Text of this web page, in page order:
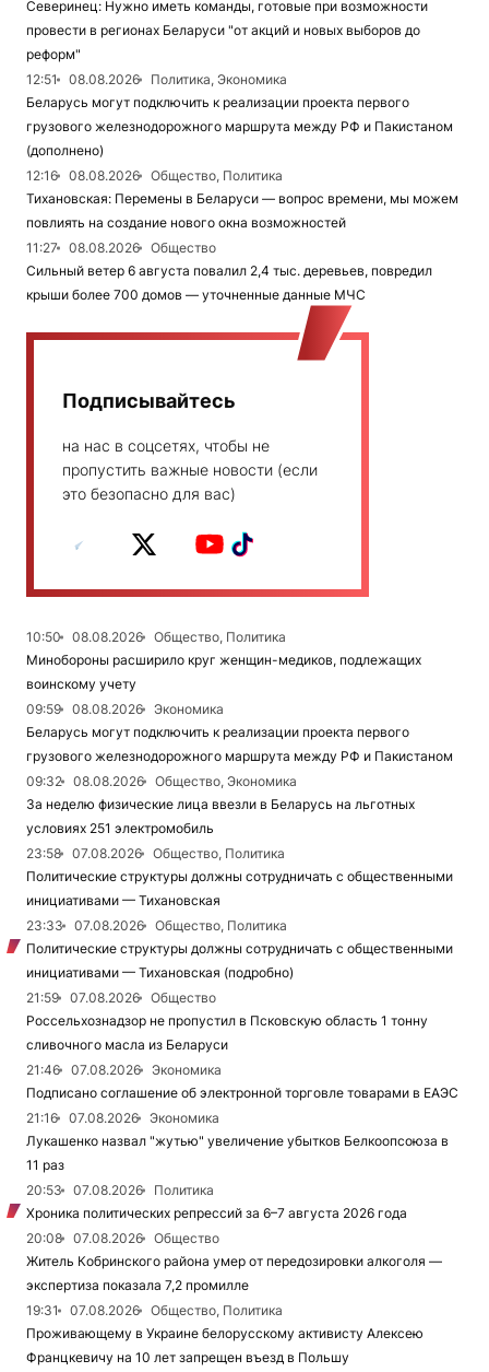
Северинец: Нужно иметь команды, готовые при возможности
провести в регионах Беларуси "от акций и новых выборов до
реформ"
12:51
08.08.2026
Политика, Экономика
Беларусь могут подключить к реализации проекта первого
грузового железнодорожного маршрута между РФ и Пакистаном
(дополнено)
12:16
08.08.2026
Общество, Политика
Тихановская: Перемены в Беларуси — вопрос времени, мы можем
повлиять на создание нового окна возможностей
11:27
08.08.2026
Общество
Сильный ветер 6 августа повалил 2,4 тыс. деревьев, повредил
крыши более 700 домов — уточненные данные МЧС
Подписывайтесь
на нас в соцсетях, чтобы не
пропустить важные новости (если
это безопасно для вас)
10:50 08.08.2026
Общество, Политика
Минобороны расширило круг женщин-медиков, подлежащих
воинскому учету
09:59
08.08.2026
Экономика
Беларусь могут подключить к реализации проекта первого
грузового железнодорожного маршрута между РФ и Пакистаном
09:32
08.08.2026
Общество, Экономика
За неделю физические лица ввезли в Беларусь на льготных
условиях 251 электромобиль
23:58
07.08.2026
Общество, Политика
Политические структуры должны сотрудничать с общественными
инициативами — Тихановская
23:33
07.08.2026
Общество, Политика
Политические структуры должны сотрудничать с общественными
инициативами — Тихановская (подробно)
21:59
07.08.2026
Общество
Россельхознадзор не пропустил в Псковскую область 1 тонну
сливочного масла из Беларуси
21:46
07.08.2026
Экономика
Подписано соглашение об электронной торговле товарами в ЕАЭС
21:16
07.08.2026
Экономика
Лукашенко назвал "жутью" увеличение убытков Белкоопсоюза в
11 раз
20:53
07.08.2026
Политика
Хроника политических репрессий за 6–7 августа 2026 года
20:08
07.08.2026
Общество
Житель Кобринского района умер от передозировки алкоголя —
экспертиза показала 7,2 промилле
19:31
07.08.2026
Общество, Политика
Проживающему в Украине белорусскому активисту Алексею
Францкевичу на 10 лет запрещен въезд в Польшу